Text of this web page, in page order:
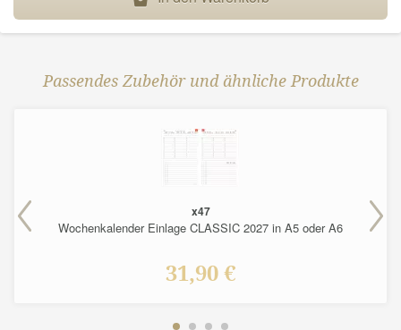
Passendes Zubehör und ähnliche Produkte
x47
Wochenkalender Einlage CLASSIC 2027 in A5 oder A6
31,90 €